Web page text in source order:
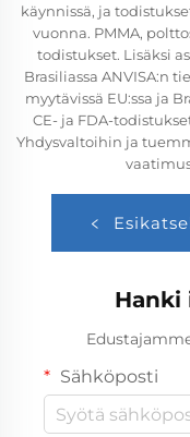
käynnissä, ja
vuonna. PMMA,
todistukset. Lisäksi
Brasiliassa ANVISA:n
myytävissä EU:ssa ja
CE- ja FDA-
Yhdysvaltoihin ja
Hanki
Sähköposti